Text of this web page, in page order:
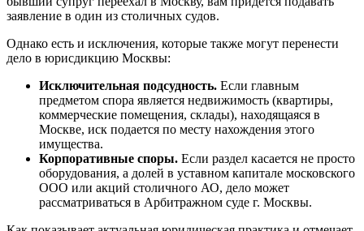
заявление в один из столичных судов.
Однако есть и исключения, которые также могут перенести
дело в юрисдикцию Москвы:
Исключительная подсудность. Если главным
предметом спора является недвижимость (квартиры,
коммерческие помещения, склады), находящаяся в
Москве, иск подается по месту нахождения этого
имущества.
Корпоративные споры. Если раздел касается не просто
оборудования, а долей в уставном капитале московского
ООО или акций столичного АО, дело может
рассматриваться в Арбитражном суде г. Москвы.